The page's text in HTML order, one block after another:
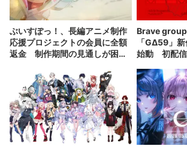
ぶいすぽっ！、長編アニメ制作
応援プロジェクトの会員に全額
返金 制作期間の見通しが困難
Brave
「GΔ59」
始動 初配信